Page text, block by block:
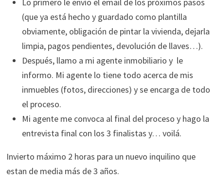
(que ya está hecho y guardado como plantilla
obviamente, obligación de pintar la vivienda, dejarla
limpia, pagos pendientes, devolución de llaves…).
Después, llamo a mi agente inmobiliario y le
informo. Mi agente lo tiene todo acerca de mis
inmuebles (fotos, direcciones) y se encarga de todo
el proceso.
Mi agente me convoca al final del proceso y hago la
entrevista final con los 3 finalistas y… voilá.
Invierto máximo 2 horas para un nuevo inquilino que
estan de media más de 3 años.